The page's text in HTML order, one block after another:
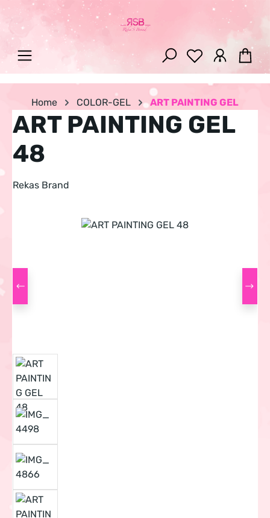
Zum Hauptinhalt springen
Home COLOR-GEL ART PAINTING GEL
ART PAINTING GEL
48
Rekas Brand
Bildergalerie überspringen